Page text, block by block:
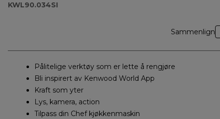
KWL90.034SI
Sammenlign
Pålitelige verktøy som er lette å rengjøre
Bli inspirert av Kenwood World App
Kraft som yter
Lys, kamera, action
Tilpass din Chef kjøkkenmaskin